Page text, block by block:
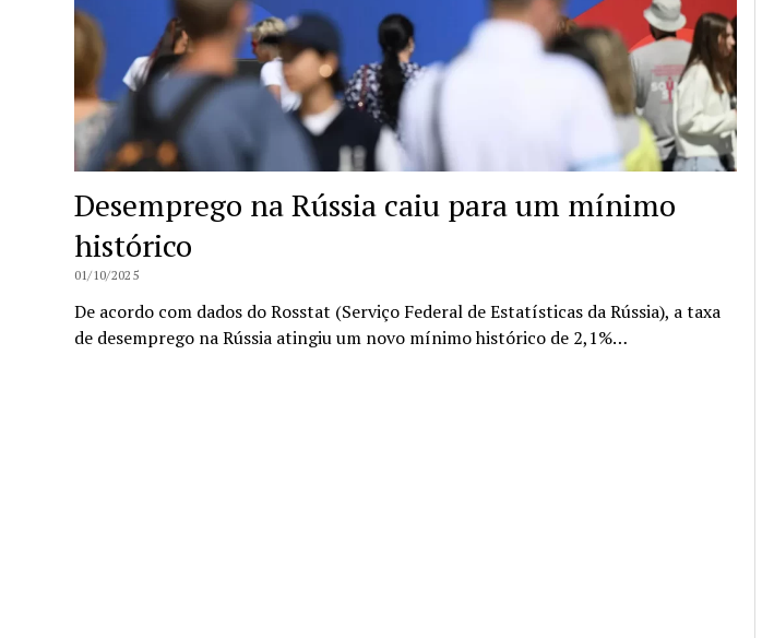
Desemprego na Rússia caiu para um mínimo
histórico
01/10/2025
De acordo com dados do Rosstat (Serviço Federal de Estatísticas da Rússia), a taxa
de desemprego na Rússia atingiu um novo mínimo histórico de 2,1%…